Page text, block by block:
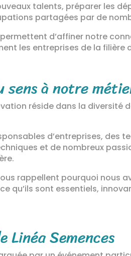
talents, préparer les
partagées par de
d’affiner notre
les entreprises de la filière
sens à notre
réside dans la diversité
d’entreprises, des
et de nombreux
rappellent pourquoi nous
qu’ils sont essentiels,
Semences